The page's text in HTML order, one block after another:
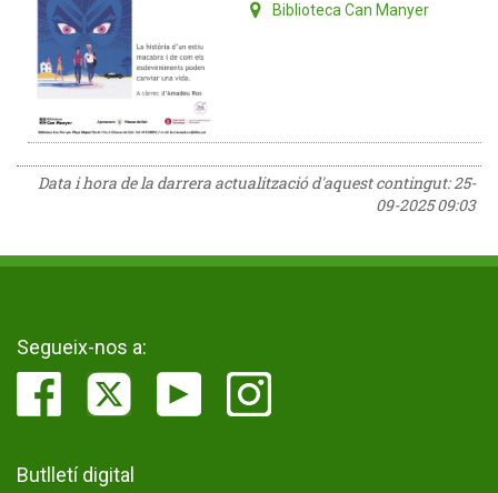
Biblioteca Can Manyer
Data i hora de la darrera actualització d'aquest contingut:25-
09-2025 09:03
Segueix-nos a:
Butlletí digital